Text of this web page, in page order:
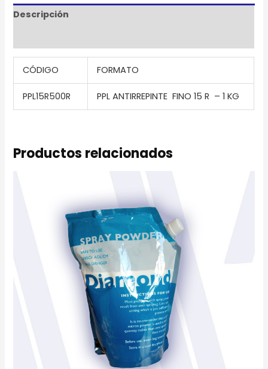
Descripción
CÓDIGO FORMATO
PPL15R500R PPL ANTIRREPINTE FINO 15 R – 1 KG
Productos relacionados